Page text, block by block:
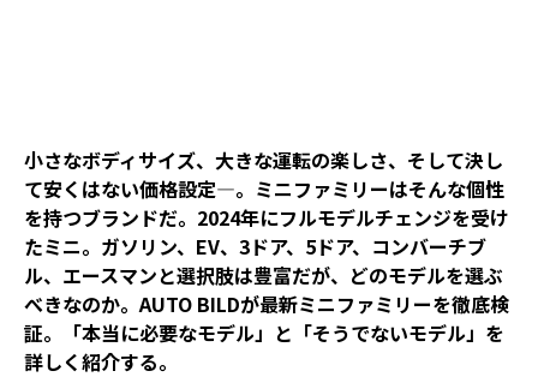
小さなボディサイズ、大きな運転の楽しさ、そして決し
て安くはない価格設定―。ミニファミリーはそんな個性
を持つブランドだ。2024年にフルモデルチェンジを受け
たミニ。ガソリン、EV、3ドア、5ドア、コンバーチブ
ル、エースマンと選択肢は豊富だが、どのモデルを選ぶ
べきなのか。AUTO BILDが最新ミニファミリーを徹底検
証。「本当に必要なモデル」と「そうでないモデル」を
詳しく紹介する。